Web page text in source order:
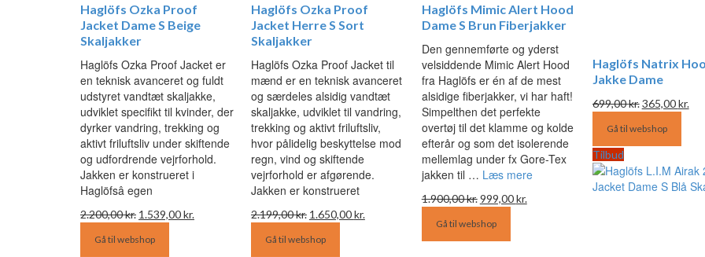
Haglöfs Ozka Proof
Jacket Dame S Beige
Skaljakker
Haglöfs Ozka Proof Jacket er
en teknisk avanceret og fuldt
udstyret vandtæt skaljakke,
udviklet specifikt til kvinder, der
dyrker vandring, trekking og
aktivt friluftsliv under skiftende
og udfordrende vejrforhold.
Jakken er konstrueret i
Haglöfsâ egen
2.200,00kr. Den
pris
1.539,00kr.
Gå til webshop
Haglöfs Ozka Proof
Jacket Herre S Sort
Skaljakker
Haglöfs Ozka Proof Jacket til
mænd er en teknisk avanceret
og særdeles alsidig vandtæt
skaljakke, udviklet til vandring,
trekking og aktivt friluftsliv,
hvor pålidelig beskyttelse mod
regn, vind og skiftende
vejrforhold er afgørende.
Jakken er konstrueret
2.199,00kr. Den
pris
1.650,00kr.
Gå til webshop
Haglöfs Mimic Alert Hood
Dame S Brun Fiberjakker
Den gennemførte og yderst
velsiddende Mimic Alert Hood
fra Haglöfs er én af de mest
alsidige fiberjakker, vi har haft!
Simpelthen det perfekte
overtøj til det klamme og kolde
efterår og som det isolerende
mellemlag under fx Gore-Tex
jakken til … Læs mere
1.900,00kr.Den
pris
var:
999,00kr.
Gå til webshop
Haglöfs Natrix
Jakke Dame
699,00kr.Den
pris
var:
699,00 kr..
365,00kr.
Gå til webshop
Tilbud